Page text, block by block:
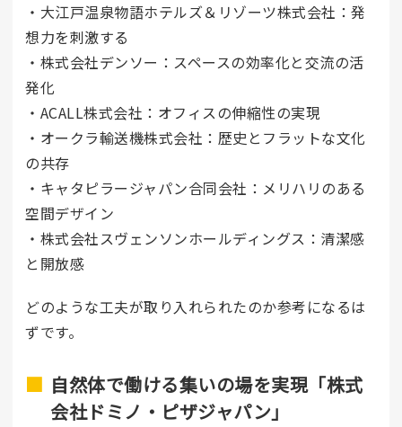
・大江戸温泉物語ホテルズ＆リゾーツ株式会社：発
想力を刺激する
・株式会社デンソー：スペースの効率化と交流の活
発化
・ACALL株式会社：オフィスの伸縮性の実現
・オークラ輸送機株式会社：歴史とフラットな文化
の共存
・キャタピラージャパン合同会社：メリハリのある
空間デザイン
・株式会社スヴェンソンホールディングス：清潔感
と開放感
どのような工夫が取り入れられたのか参考になるは
ずです。
自然体で働ける集いの場を実現「株式
会社ドミノ・ピザジャパン」